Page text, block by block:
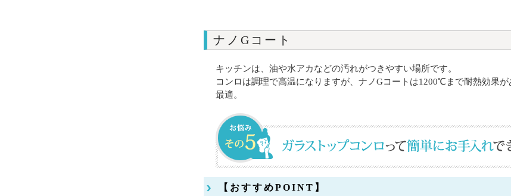
ナノGコート
キッチンは、油や水アカなどの汚れがつきやすい場所です。
コンロは調理で高温になりますが、ナノGコートは1200℃まで耐熱効果
最適。
【おすすめPOINT】